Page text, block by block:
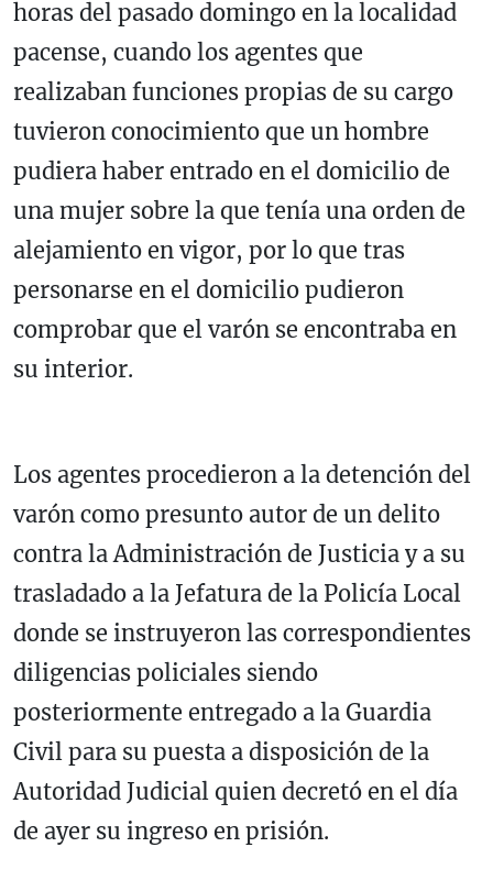
horas del pasado domingo en la localidad
pacense, cuando los agentes que
realizaban funciones propias de su cargo
tuvieron conocimiento que un hombre
pudiera haber entrado en el domicilio de
una mujer sobre la que tenía una orden de
alejamiento en vigor, por lo que tras
personarse en el domicilio pudieron
comprobar que el varón se encontraba en
su interior.
Los agentes procedieron a la detención del
varón como presunto autor de un delito
contra la Administración de Justicia y a su
trasladado a la Jefatura de la Policía Local
donde se instruyeron las correspondientes
diligencias policiales siendo
posteriormente entregado a la Guardia
Civil para su puesta a disposición de la
Autoridad Judicial quien decretó en el día
de ayer su ingreso en prisión.